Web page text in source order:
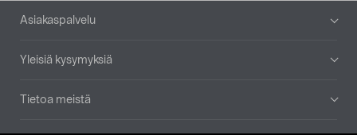
Alatunniste
Asiakaspalvelu
Yleisiä kysymyksiä
Tietoa meistä